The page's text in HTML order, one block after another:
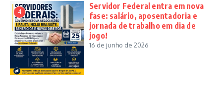
4
Servidor Federal entra em nova
fase: salário, aposentadoria e
jornada de trabalho em dia de
jogo!
16 de junho de 2026